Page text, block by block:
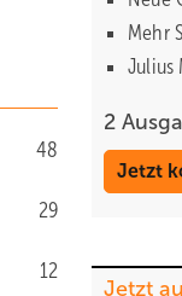
48
29
12
Mehr
Julius
2
Jetzt
Jetzt